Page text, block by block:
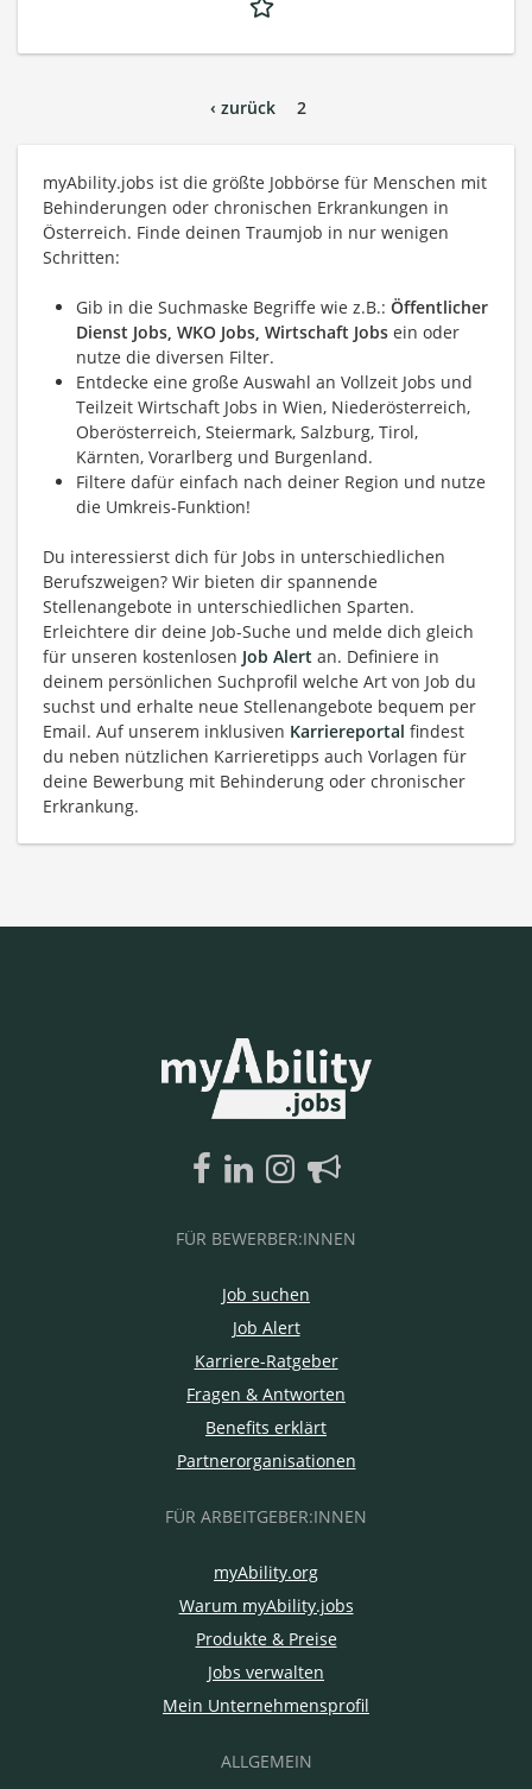
‹ zurück 2
myAbility.jobs ist die größte Jobbörse für Menschen mit
Behinderungen oder chronischen Erkrankungen in
Österreich. Finde deinen Traumjob in nur wenigen
Schritten:
Gib in die Suchmaske Begriffe wie z.B.: Öffentlicher
Dienst Jobs, WKO Jobs, Wirtschaft Jobs ein oder
nutze die diversen Filter.
Entdecke eine große Auswahl an Vollzeit Jobs und
Teilzeit Wirtschaft Jobs in Wien, Niederösterreich,
Oberösterreich, Steiermark, Salzburg, Tirol,
Kärnten, Vorarlberg und Burgenland.
Filtere dafür einfach nach deiner Region und nutze
die Umkreis-Funktion!
Du interessierst dich für Jobs in unterschiedlichen
Berufszweigen? Wir bieten dir spannende
Stellenangebote in unterschiedlichen Sparten.
Erleichtere dir deine Job-Suche und melde dich gleich
für unseren kostenlosen Job Alert an. Definiere in
deinem persönlichen Suchprofil welche Art von Job du
suchst und erhalte neue Stellenangebote bequem per
Email. Auf unserem inklusiven Karriereportal findest
du neben nützlichen Karrieretipps auch Vorlagen für
deine Bewerbung mit Behinderung oder chronischer
Erkrankung.
FÜR BEWERBER:INNEN
Job suchen
Job Alert
Karriere-Ratgeber
Fragen & Antworten
Benefits erklärt
Partnerorganisationen
FÜR ARBEITGEBER:INNEN
myAbility.org
Warum myAbility.jobs
Produkte & Preise
Jobs verwalten
Mein Unternehmensprofil
ALLGEMEIN